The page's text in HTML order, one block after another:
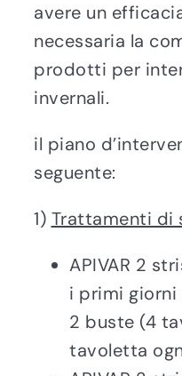
avere un
necessaria la
prodotti per
invernali.
il piano
seguente:
1) Trattamenti di
APIVAR 2
i primi
2 buste (4
tavoletta